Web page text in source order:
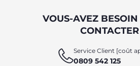
VOUS-AVEZ
Service Client [coût
0809 542 125